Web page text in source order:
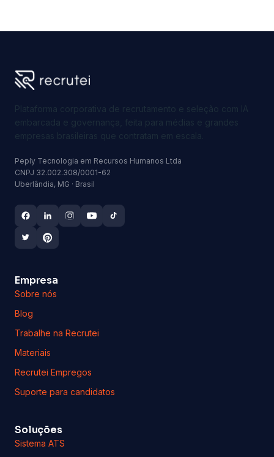
Plataforma corporativa de recrutamento e seleção com IA
embarcada e governança, feita para médias e grandes
empresas brasileiras que contratam em escala.
Peply Tecnologia em Recursos Humanos Ltda
CNPJ 32.002.308/0001-62
Uberlândia, MG · Brasil
Empresa
Sobre nós
Blog
Trabalhe na Recrutei
Materiais
Recrutei Empregos
Suporte para candidatos
Soluções
Sistema ATS